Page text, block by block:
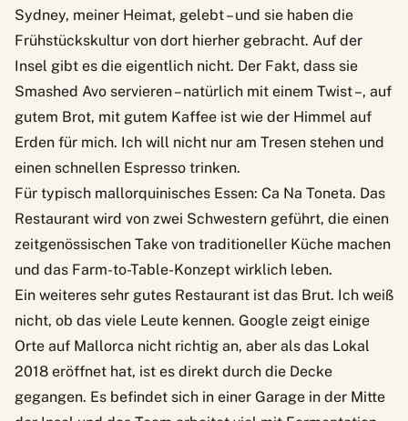
Sydney, meiner Heimat, gelebt – und sie haben die
Frühstückskultur von dort hierher gebracht. Auf der
Insel gibt es die eigentlich nicht. Der Fakt, dass sie
Smashed Avo servieren – natürlich mit einem Twist –, auf
gutem Brot, mit gutem Kaffee ist wie der Himmel auf
Erden für mich. Ich will nicht nur am Tresen stehen und
einen schnellen Espresso trinken.
Für typisch mallorquinisches Essen: Ca Na Toneta. Das
Restaurant wird von zwei Schwestern geführt, die einen
zeitgenössischen Take von traditioneller Küche machen
und das Farm-to-Table-Konzept wirklich leben.
Ein weiteres sehr gutes Restaurant ist das Brut. Ich weiß
nicht, ob das viele Leute kennen. Google zeigt einige
Orte auf Mallorca nicht richtig an, aber als das Lokal
2018 eröffnet hat, ist es direkt durch die Decke
gegangen. Es befindet sich in einer Garage in der Mitte